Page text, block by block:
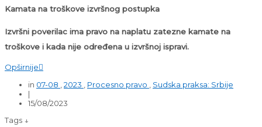
Kamata na troškove izvršnog postupka
Izvršni poverilac ima pravo na naplatu zatezne kamate na
troškove i kada nije određena u izvršnoj ispravi.
Opširnije
in 07-08 2023 Procesno pravo
Sudska praksa: Srbije
|
15/08/2023
Tags ↓